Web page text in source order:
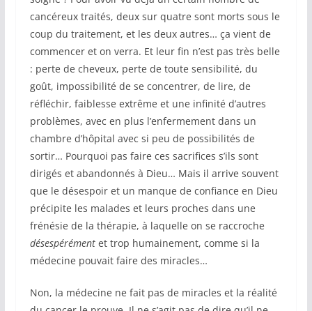
cancéreux traités, deux sur quatre sont morts sous le
coup du traitement, et les deux autres… ça vient de
commencer et on verra. Et leur fin n’est pas très belle
: perte de cheveux, perte de toute sensibilité, du
goût, impossibilité de se concentrer, de lire, de
réfléchir, faiblesse extrême et une infinité d’autres
problèmes, avec en plus l’enfermement dans un
chambre d’hôpital avec si peu de possibilités de
sortir… Pourquoi pas faire ces sacrifices s’ils sont
dirigés et abandonnés à Dieu… Mais il arrive souvent
que le désespoir et un manque de confiance en Dieu
précipite les malades et leurs proches dans une
frénésie de la thérapie, à laquelle on se raccroche
désespérémentet trop humainement, comme si la
médecine pouvait faire des miracles…
Non, la médecine ne fait pas de miracles et la réalité